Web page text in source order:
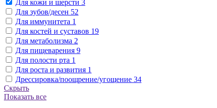
Для кожи и шерсти 3
Для зубов/десен 52
Для иммунитета 1
Для костей и суставов 19
Для метаболизма 2
Для пищеварения 9
Для полости рта 1
Для роста и развития 1
Дрессировка/поощрение/угощение 34
Скрыть
Показать все